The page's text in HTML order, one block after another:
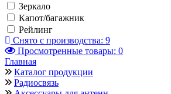
Зеркало
Капот/багажник
Рейлинг
Снято с производства: 9
Просмотренные товары: 0
Главная
Каталог продукции
Радиосвязь